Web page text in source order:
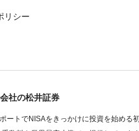
リシー
社の松井証券
トでNISAをきっかけに投資を始める